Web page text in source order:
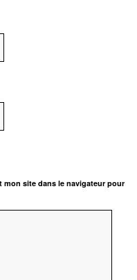
mon site dans le navigateur pour